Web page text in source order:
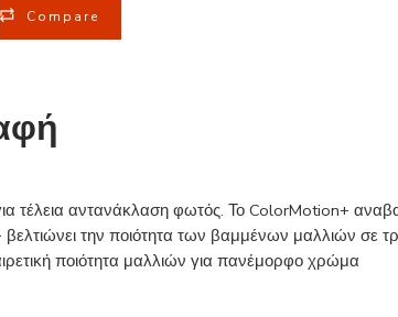
Compare
τέλεια αντανάκλαση φωτός. Το ColorMotion+
την ποιότητα των βαμμένων μαλλιών σε
ποιότητα μαλλιών για πανέμορφο χρώμα